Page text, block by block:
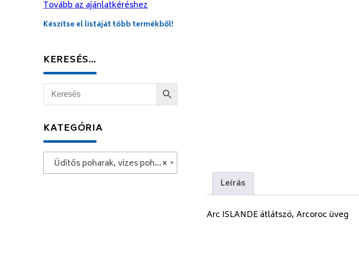
Leírás
Arc ISLANDE átlátszó, Arcoroc üveg
Tovább az ajánlatkéréshez
Készítse el listáját több termékből!
KERESÉS…
KATEGÓRIA
×
Üdítős poharak, vizes poharak, whiskys poharak